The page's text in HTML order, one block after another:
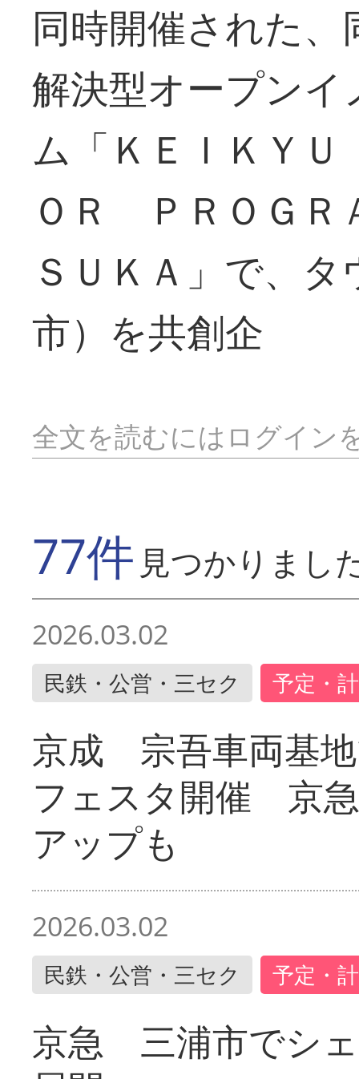
同時開催された
解決型オープン
ム「ＫＥＩＫＹ
ＯＲ ＰＲＯＧ
ＳＵＫＡ」で、
市）を共創企
全文を読むにはログイン
77件 見つかりまし
2026.03.02
民鉄・公営・三セク 予定・
京成 宗吾車両基
フェスタ開催 京
アップも
2026.03.02
民鉄・公営・三セク 予定・
京急 三浦市でシ